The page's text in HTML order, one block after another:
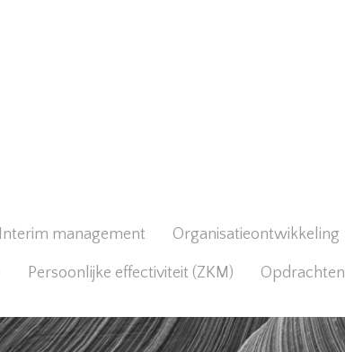
management Organisatieontwikkeling
Persoonlijke effectiviteit (ZKM) Opdrachten